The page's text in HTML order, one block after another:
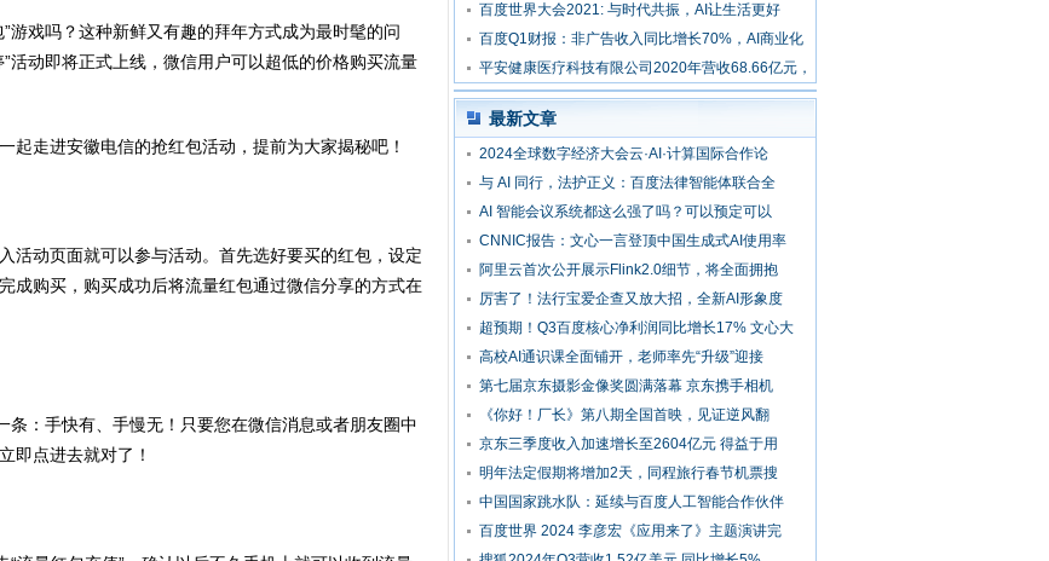
游戏吗？这种新鲜又有趣的拜年方式成为最时髦的问
活动即将正式上线，微信用户可以超低的价格购买流量
起走进安徽电信的抢红包活动，提前为大家揭秘吧！
活动页面就可以参与活动。首先选好要买的红包，设定
成购买，购买成功后将流量红包通过微信分享的方式在
条：手快有、手慢无！只要您在微信消息或者朋友圈中
即点进去就对了！
9000万
百度世界大会2021: 与时代共振，AI让生活更好
百度Q1财报：非广告收入同比增长70%，AI商业化
提速
平安健康医疗科技有限公司2020年营收68.66亿元，
全面推进战略升
最新文章
2024全球数字经济大会云·AI·计算国际合作论
与 AI 同行，法护正义：百度法律智能体联合全
AI 智能会议系统都这么强了吗？可以预定可以
CNNIC报告：文心一言登顶中国生成式AI使用率
阿里云首次公开展示Flink2.0细节，将全面拥抱
厉害了！法行宝爱企查又放大招，全新AI形象度
超预期！Q3百度核心净利润同比增长17% 文心大
高校AI通识课全面铺开，老师率先“升级”迎接
第七届京东摄影金像奖圆满落幕 京东携手相机
《你好！厂长》第八期全国首映，见证逆风翻
京东三季度收入加速增长至2604亿元 得益于用
明年法定假期将增加2天，同程旅行春节机票搜
中国国家跳水队：延续与百度人工智能合作伙伴
百度世界 2024 李彦宏《应用来了》主题演讲完